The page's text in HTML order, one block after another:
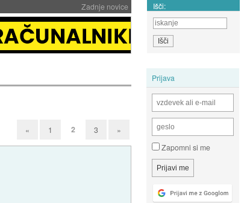
Zadnje novice Išči:
Prijava
Zapomni si me
« 1 2 3 »